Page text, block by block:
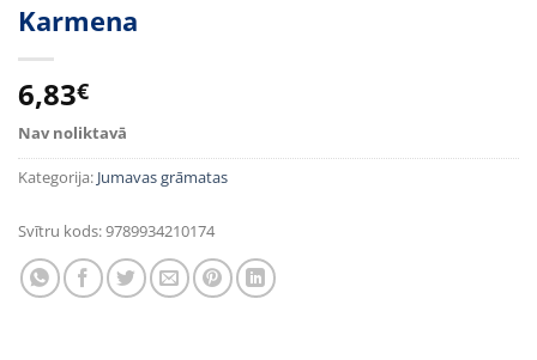
Karmena
6,83€
Nav noliktavā
Kategorija: Jumavas grāmatas
Svītru kods:9789934210174